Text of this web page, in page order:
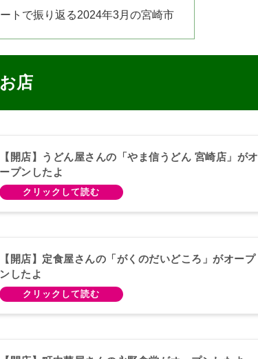
トで振り返る2024年3月の宮崎市
店
【開店】うどん屋さんの「やま信うどん 宮崎店」がオ
ープンしたよ
【開店】定食屋さんの「がくのだいどころ」がオープ
ンしたよ